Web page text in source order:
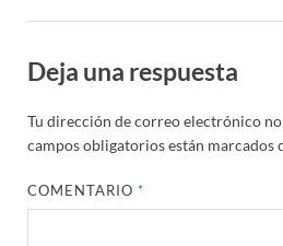
Deja una respuesta
Tu dirección de correo electrónico
campos obligatorios están marcados
COMENTARIO*